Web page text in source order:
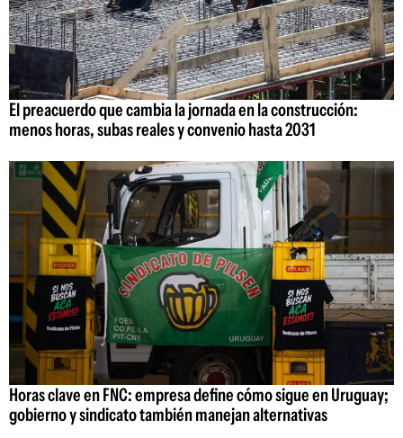
El preacuerdo que cambia la jornada en la construcción:
menos horas, subas reales y convenio hasta 2031
Horas clave en FNC: empresa define cómo sigue en Uruguay;
gobierno y sindicato también manejan alternativas